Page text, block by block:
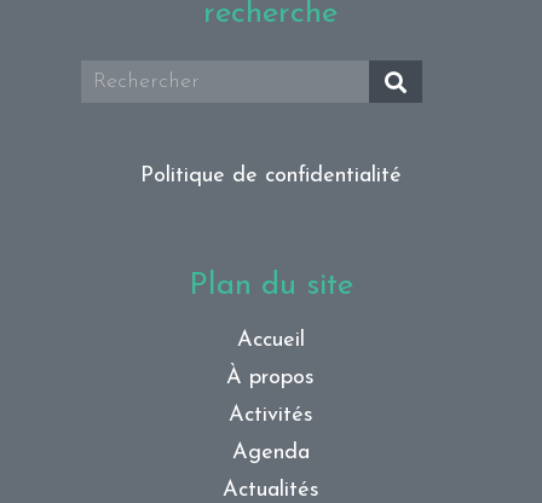
recherche
Politique de confidentialité
Plan du site
Accueil
À propos
Activités
Agenda
Actualités